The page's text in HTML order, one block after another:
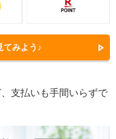
てみよう♪
支払いも手間いらずで